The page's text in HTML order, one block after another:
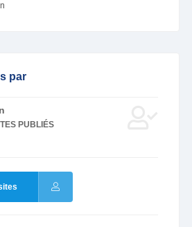
par
PUBLIÉS